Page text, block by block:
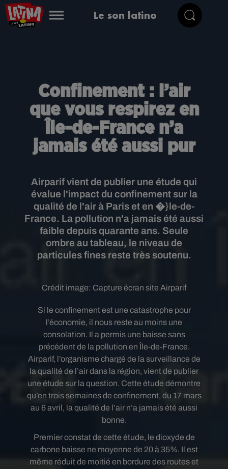
Le son latino
Confinement : l’air
que vous respirez en
Île-de-France n’a
jamais été aussi pur
Airparif vient de publier une étude qui
évalue l'impact du confinement sur la
qualité de l'air à Paris et en �}le-de-
France. La pollution n'a jamais été aussi
faible depuis quarante ans. Seule
ombre au tableau, le niveau de
particules fines reste très soutenu.
Crédit image: Capture écran site Airparif
Si le confinement est une catastrophe pour
l’économie, il nous reste au moins une
consolation. Il a permis une baisse sans
précédent de la pollution en Île-de-France.
Airparif, l’organisme chargé de la surveillance de
la qualité de l’air dans la région, vient de publier
une étude sur la question. Cette étude démontre
qu’en trois semaines de confinement, du 17 mars
au 6 avril, la qualité de l’air n’a jamais été aussi
bonne.
Premier constat de cette étude, le dioxyde de
carbone baisse ne moyenne de 20 à 35%. Il est
même réduit de moitié en bordure des routes et